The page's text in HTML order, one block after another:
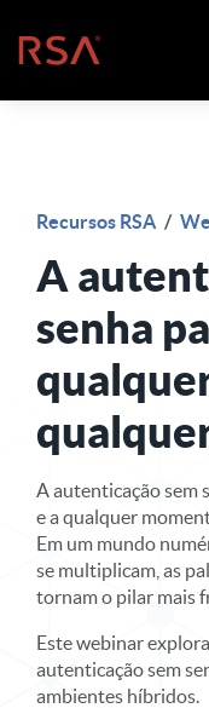
Início
Recursos RSA /
A
senha
A autenticação sem
e a qualquer
Em um mundo
se multiplicam, as
tornam o pilar mais
Este webinar
autenticação sem
ambientes híbridos.